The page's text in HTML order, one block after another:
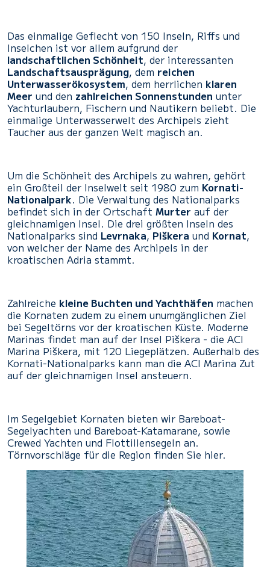
Das einmalige Geflecht von 150 Inseln, Riffs und
Inselchen ist vor allem aufgrund der
landschaftlichen Schönheit, der interessanten
Landschaftsausprägung, dem reichen
Unterwasserökosystem, dem herrlichen klaren
Meer und den zahlreichen Sonnenstunden unter
Yachturlaubern, Fischern und Nautikern beliebt. Die
einmalige Unterwasserwelt des Archipels zieht
Taucher aus der ganzen Welt magisch an.
Um die Schönheit des Archipels zu wahren, gehört
ein Großteil der Inselwelt seit 1980 zum Kornati-
Nationalpark. Die Verwaltung des Nationalparks
befindet sich in der Ortschaft Murter auf der
gleichnamigen Insel. Die drei größten Inseln des
Nationalparks sind Levrnaka, Piškera und Kornat,
von welcher der Name des Archipels in der
kroatischen Adria stammt.
Zahlreiche kleine Buchten und Yachthäfen machen
die Kornaten zudem zu einem unumgänglichen Ziel
bei Segeltörns vor der kroatischen Küste. Moderne
Marinas findet man auf der Insel Piškera - die ACI
Marina Piškera, mit 120 Liegeplätzen. Außerhalb des
Kornati-Nationalparks kann man die ACI Marina Zut
auf der gleichnamigen Insel ansteuern.
Im Segelgebiet Kornaten bieten wir Bareboat-
Segelyachten und Bareboat-Katamarane, sowie
Crewed Yachten und Flottillensegeln an.
Törnvorschläge für die Region finden Sie hier.